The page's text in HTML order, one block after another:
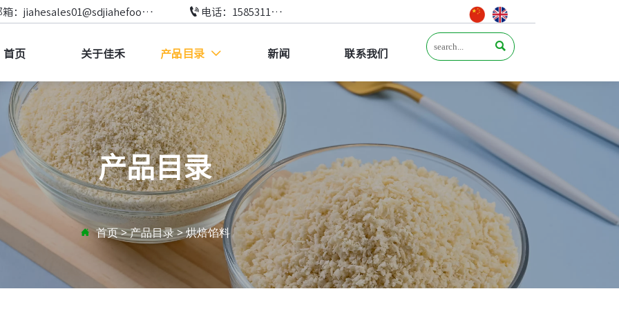
邮箱：jiahesales01@sdjiahefood.com  电话：15853111073
首页 关于佳禾 产品目录  新闻 联系我们

产品目录
 首页>产品目录>烘焙馅料